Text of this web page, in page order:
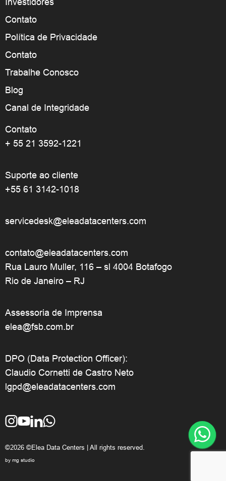
Contato
Política de Privacidade
Contato
Trabalhe Conosco
Blog
Canal de Integridade
Contato
+ 55 21 3592-1221
Suporte ao cliente
+55 61 3142-1018
servicedesk@eleadatacenters.com
contato@eleadatacenters.com
Rua Lauro Muller, 116 – sl 4004 Botafogo
Rio de Janeiro – RJ
Assessoria de Imprensa
elea@fsb.com.br
DPO (Data Protection Officer):
Claudio Cornetti de Castro Neto
lgpd@eleadatacenters.com
©2026 ©Elea Data Centers | All rights reserved.
by mg studio